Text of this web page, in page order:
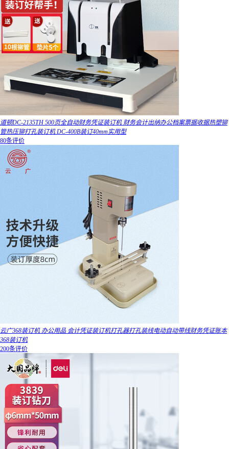
道顿DC-2135TH 500页全自动财务凭证装订机 财务会计出纳办公档案票据收据热塑铆
管热压铆打孔装订机 DC-400B装订40mm实用型
80条评价
云广368装订机 办公用品 会计凭证装订机打孔器打孔装线电动自动带线财务凭证账本
368装订机
200条评价